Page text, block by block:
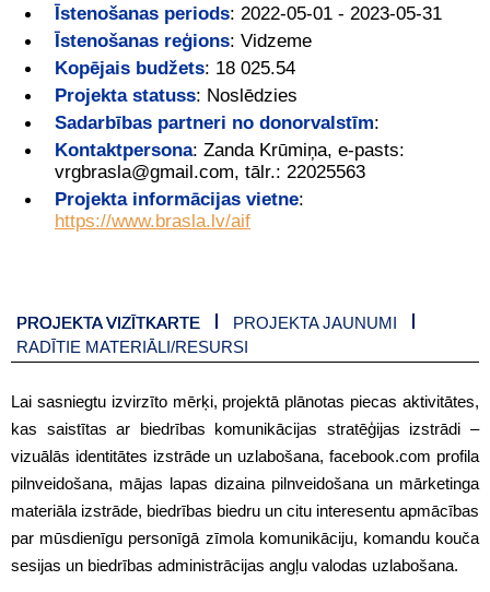
Īstenošanas periods: 2022-05-01 - 2023-05-31
Īstenošanas reģions: Vidzeme
Kopējais budžets: 18 025.54
Projekta statuss: Noslēdzies
Sadarbības partneri no donorvalstīm:
Kontaktpersona: Zanda Krūmiņa, e-pasts:
vrgbrasla@gmail.com, tālr.: 22025563
Projekta informācijas vietne:
https://www.brasla.lv/aif
PROJEKTA VIZĪTKARTE
PROJEKTA JAUNUMI
RADĪTIE MATERIĀLI/RESURSI
Lai sasniegtu izvirzīto mērķi, projektā plānotas piecas aktivitātes,
kas saistītas ar biedrības komunikācijas stratēģijas izstrādi –
vizuālās identitātes izstrāde un uzlabošana, facebook.com profila
pilnveidošana, mājas lapas dizaina pilnveidošana un mārketinga
materiāla izstrāde, biedrības biedru un citu interesentu apmācības
par mūsdienīgu personīgā zīmola komunikāciju, komandu kouča
sesijas un biedrības administrācijas angļu valodas uzlabošana.